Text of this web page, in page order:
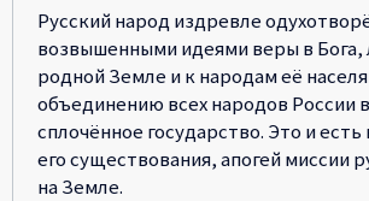
Русский народ издревле
возвышенными идеями веры в
родной Земле и к народам её
объединению всех народов России
сплочённое государство. Это и
его существования, апогей миссии
на Земле.